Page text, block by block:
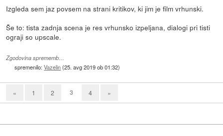
Izgleda sem jaz povsem na strani kritikov, ki jim je film vrhunski.
Še to: tista zadnja scena je res vrhunsko izpeljana, dialogi pri tisti
ograji so upscale.
Zgodovina sprememb…
spremenilo:Vazelin(25. avg 2019 ob 01:32)
« 1 2 3 4 »